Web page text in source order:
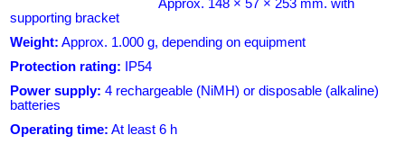
Approx. 148 × 57 × 253 mm. with
supporting bracket
Weight: Approx. 1.000 g, depending on equipment
Protection rating: IP54
Power supply:4 rechargeable (NiMH) or disposable (alkaline)
batteries
Operating time: At least 6 h